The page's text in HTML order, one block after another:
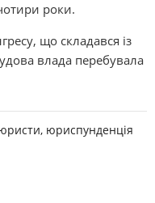
роки.
що складався із
влада перебувала
юриспунденція